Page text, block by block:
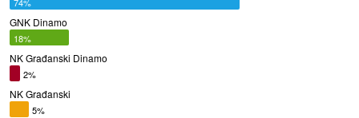
74%
GNK Dinamo
18%
NK Građanski Dinamo
2%
NK Građanski
5%